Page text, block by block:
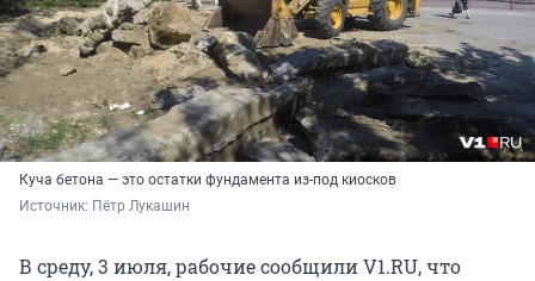
Куча бетона — это остатки фундамента из-под киосков
Источник: Пётр Лукашин
В среду, 3 июля, рабочие сообщили V1.RU, что